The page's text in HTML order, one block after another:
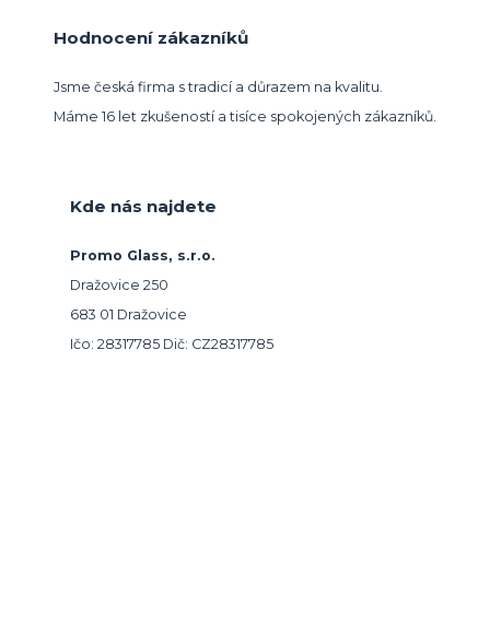
Hodnocení zákazníků
Jsme česká firma s tradicí a důrazem na kvalitu.
Máme 16 let zkušeností a tisíce spokojených zákazníků.
Kde nás najdete
Promo Glass, s.r.o.
Dražovice 250
683 01 Dražovice
Ičo: 28317785 Dič: CZ28317785